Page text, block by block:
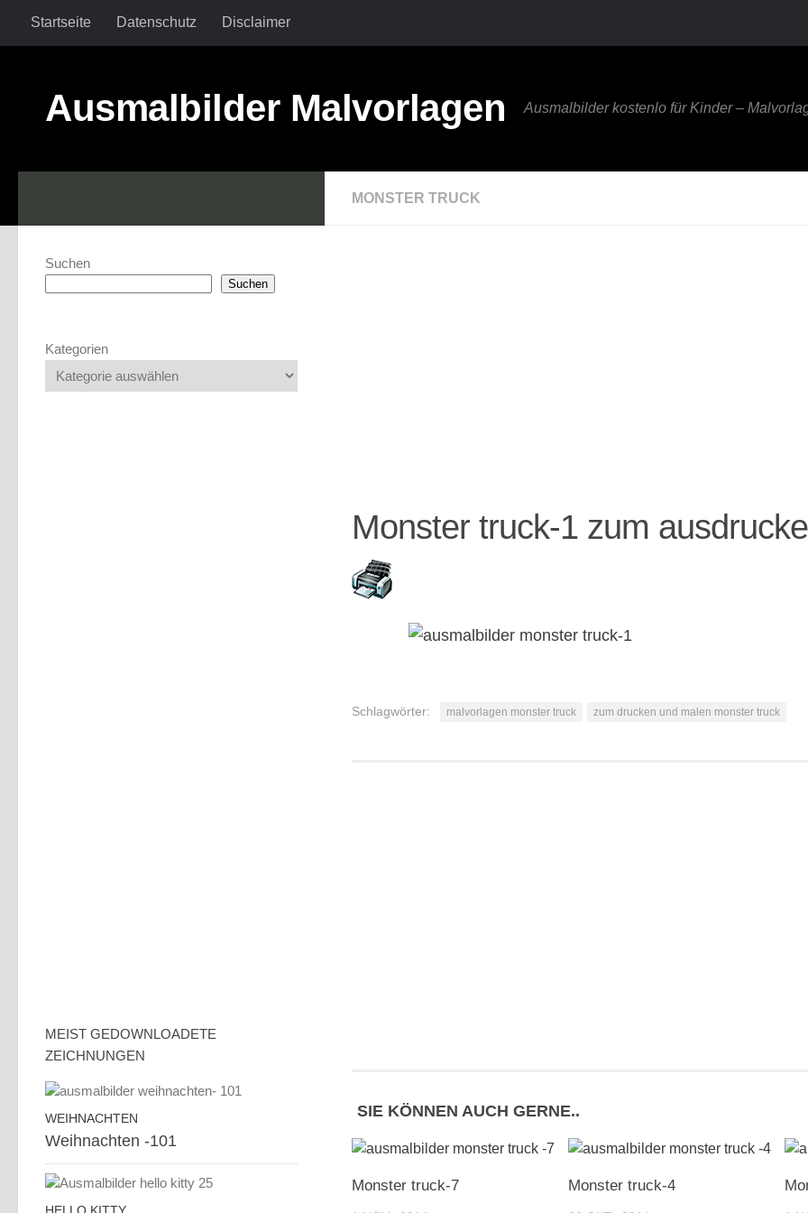
Startseite Datenschutz Disclaimer
Ausmalbilder Malvorlagen Ausmalbilder kostenlo für Kinder –
MONSTER TRUCK
Monster truck-1 zum
Schlagwörter: malvorlagen monster truck zum drucken und malen monster truck
SIE KÖNNEN AUCH GERNE..
Monster truck-7 Monster truck-4
Suchen
Suchen
Kategorien
MEIST GEDOWNLOADETE
ZEICHNUNGEN
WEIHNACHTEN
Weihnachten -101